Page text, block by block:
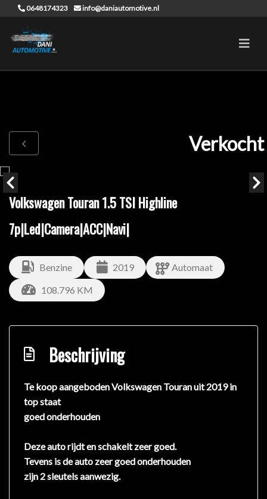
0648174323 info@daniautomotive.nl
Verkocht
Volkswagen Touran 1.5 TSI Highline
7p|Led|Camera|ACC|Navi|
Benzine 2019
Automaat
108.796 KM
Beschrijving
Te koop aangeboden Volkswagen Touran uit 2019 in
top staat
goed onderhouden
Deze auto rijdt en schakelt zeer goed.
Tevens is de auto zeer goed onderhouden
zijn 2 sleutels aanwezig.